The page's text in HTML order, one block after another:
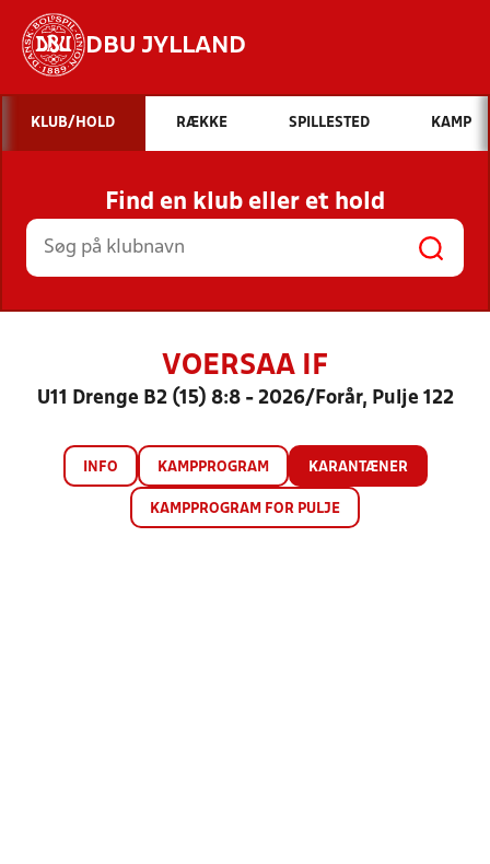
DBU JYLLAND
Hvad vil du søge efter?
INDHOLD OG NYHEDER
STILLINGER, RESULTATER, KLUBBER OG
HOLD
KLUB/HOLD RÆKKE SPILLESTED KAMP
Find en klub eller et hold
VOERSAA IF
U11 Drenge B2 (15) 8:8 - 2026/Forår, Pulje 122
INFO KAMPPROGRAM KARANTÆNER
KAMPPROGRAM FOR PULJE